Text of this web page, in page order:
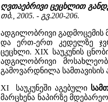
ღვთაებრივი ცეცხლით
თბ., 2005. - გვ.200-206.
ადგილობრივი გადმოცემის
და ერთ-ერთ კედელზე
ცეცხლი. XIX საუკუნის
ადგილობრივი
გამოვარდნილა სამთავისის
XI საუკუნეში აგებული
მარცხენა ნაპირზე